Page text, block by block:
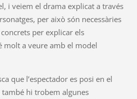
i veiem el drama explicat a través
per això són necessàries
per explicar els
molt a veure amb el model
que l’espectador es posi en el
hi trobem algunes